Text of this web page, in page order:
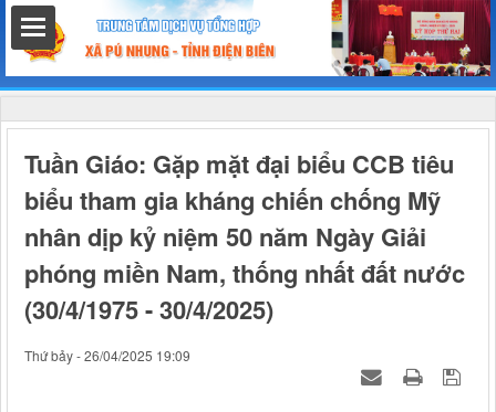
chính
Tuần Giáo: Gặp mặt đại biểu CCB tiêu
biểu tham gia kháng chiến chống Mỹ
nhân dịp kỷ niệm 50 năm Ngày Giải
phóng miền Nam, thống nhất đất nước
(30/4/1975 - 30/4/2025)
Thứ bảy - 26/04/2025 19:09